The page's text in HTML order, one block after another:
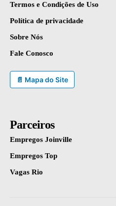
Termos e Condições de Uso
Política de privacidade
Sobre Nós
Fale Conosco
📄 Mapa do Site
Parceiros
Empregos Joinville
Empregos Top
Vagas Rio